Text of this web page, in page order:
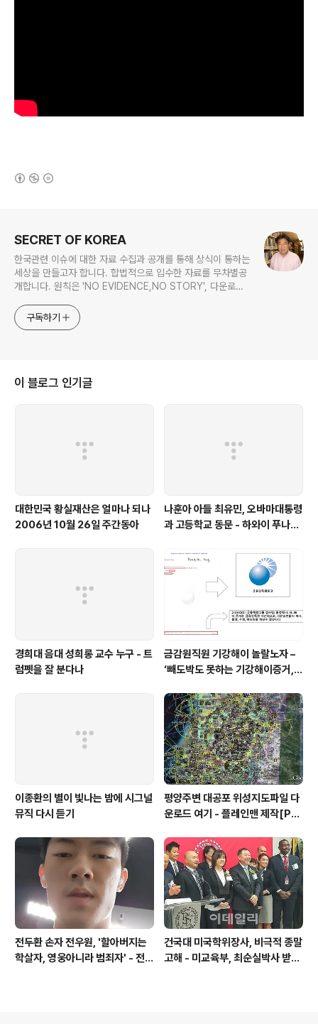
SECRET OF KOREA
한국관련 이슈에 대한 자료 수집과 공개를 통해 상식이 통하는
세상을 만들고자 합니다. 합법적으로 입수한 자료를 무차별공
개합니다. 원칙은 'NO EVIDENCE,NO STORY', 다운로드
jesim56@gmail.com, 안보일때는 구글리더나 RSS로!!
구독하기
이 블로그 인기글
대한민국 황실재산은 얼마나 되나
2006년 10월 26일 주간동아
나훈아 아들 최유민, 오바마대통령
과 고등학교 동문 - 하와이 푸나호
경희대 음대 성희롱 교수 누구 - 트
럼펫을 잘 분다나
금감원직원 기강해이 놀랄노자 –
‘빼도박도 못하는 기강해이증거,
가상화폐사기 연방 법원 소송장 보
니 금감원 컴퓨터서 출력 – 개인 소
송장에 ‘금감..
이종환의 별이 빛나는 밤에 시그널
뮤직 다시 듣기
평양주변 대공포 위성지도파일 다
운로드 여기 - 플레인맨 제작[PL
전두환 손자 전우원, '할아버지는
학살자, 영웅아니라 범죄자' - 전재
건국대 미국학위장사, 비극적 종말
고해 - 미교육부, 최순실박사 받은